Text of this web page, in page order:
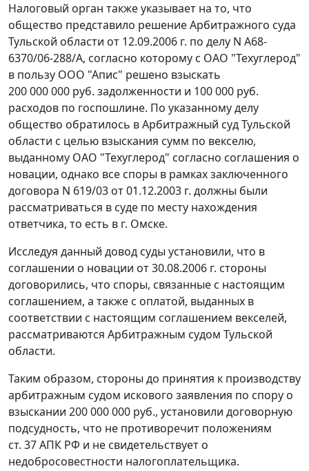
Налоговый орган также указывает на то, что
общество представило решение Арбитражного суда
Тульской области от 12.09.2006 г. по делу N А68-
6370/06-288/А, согласно которому с ОАО "Техуглерод"
в пользу ООО "Апис" решено взыскать
200 000 000 руб. задолженности и 100 000 руб.
расходов по госпошлине. По указанному делу
общество обратилось в Арбитражный суд Тульской
области с целью взыскания сумм по векселю,
выданному ОАО "Техуглерод" согласно соглашения о
новации, однако все споры в рамках заключенного
договора N 619/03 от 01.12.2003 г. должны были
рассматриваться в суде по месту нахождения
ответчика, то есть в г. Омске.
Исследуя данный довод суды установили, что в
соглашении о новации от 30.08.2006 г. стороны
договорились, что споры, связанные с настоящим
соглашением, а также с оплатой, выданных в
соответствии с настоящим соглашением векселей,
рассматриваются Арбитражным судом Тульской
области.
Таким образом, стороны до принятия к производству
арбитражным судом искового заявления по спору о
взыскании 200 000 000 руб., установили договорную
подсудность, что не противоречит положениям
ст. 37АПК РФ и не свидетельствует о
недобросовестности налогоплательщика.